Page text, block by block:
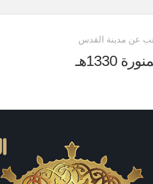
عن مدينة القدس